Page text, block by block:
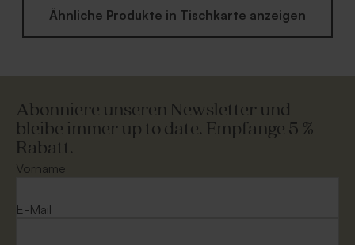
Ähnliche Produkte in Tischkarte anzeigen
Abonniere unseren Newsletter und
bleibe immer up to date. Empfange 5 %
Rabatt.
Vorname
E-Mail